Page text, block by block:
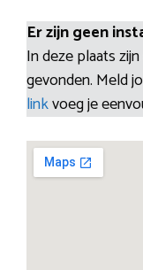
Er zijn geen
In deze plaats
gevonden. Meld
linkvoeg je